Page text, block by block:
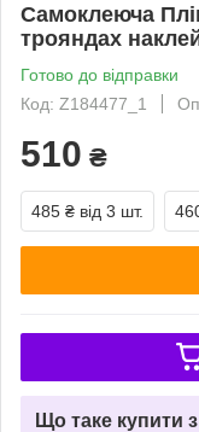
Самоклеюча
трояндах
Готово до відправки
Код: Z184477_1
510 ₴
485 ₴ від 3 шт.
Що таке купити